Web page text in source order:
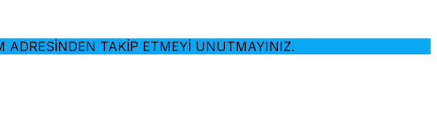
TAKİP ETMEYİ UNUTMAYINIZ.